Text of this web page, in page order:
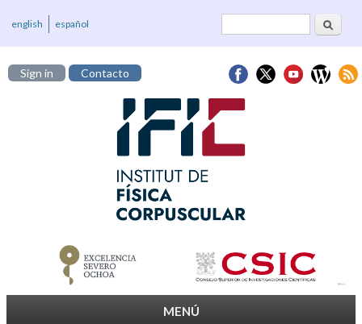
Formulari deCerca
english español
Sign in Contacto
MENÚ